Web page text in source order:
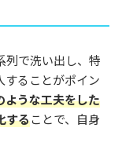
列で洗い出し、特
することがポイン
ような工夫をした
することで、自身